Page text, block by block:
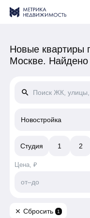
Новые квартиры
Москве. Найдено
search
Новостройка
Студия 1 2
Цена, ₽
от–до
close Сбросить 1